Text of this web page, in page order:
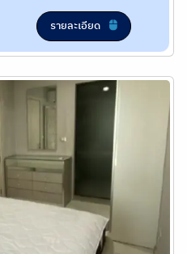
รายละเอียด